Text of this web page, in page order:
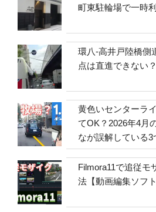
町東駐輪場で一時
環八-高井戸陸橋側
点は直進できない？
黄色いセンターラ
てOK？2026年4月
なが誤解している3
Filmora11で追従モ
法【動画編集ソフ